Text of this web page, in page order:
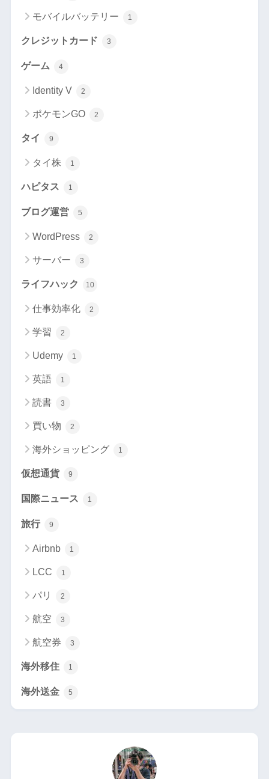
モバイルバッテリー 1
クレジットカード 3
ゲーム 4
Identity V 2
ポケモンGO 2
タイ 9
タイ株 1
ハピタス 1
ブログ運営 5
WordPress 2
サーバー 3
ライフハック 10
仕事効率化 2
学習 2
Udemy 1
英語 1
読書 3
買い物 2
海外ショッピング 1
仮想通貨 9
国際ニュース 1
旅行 9
Airbnb 1
LCC 1
パリ 2
航空 3
航空券 3
海外移住 1
海外送金 5